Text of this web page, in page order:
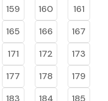
159 160
161
165 166
167
171 172
173
177 178
179